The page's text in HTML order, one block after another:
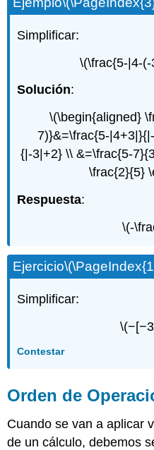
Simplificar:
\(\frac{5-|4-
Solución:
\(\begin{aligned}
7)}&=\frac{5-
{|-3|+2} \\ &=\frac{5-
\frac{2}{5}
Respuesta:
\(-
Ejercicio
Simplificar:
Contestar
Orden de
Cuando se van a aplicar
de un cálculo, debemos